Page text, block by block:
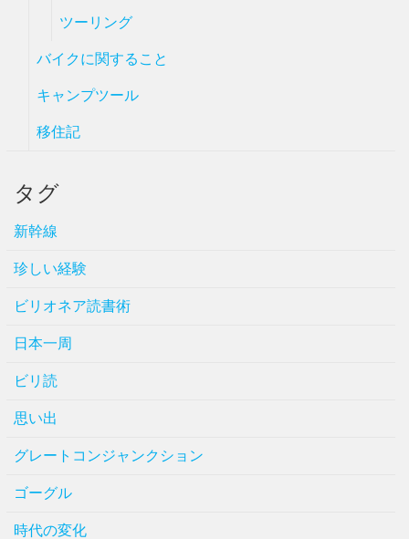
ツーリング
バイクに関すること
キャンプツール
移住記
タグ
新幹線
珍しい経験
ビリオネア読書術
日本一周
ビリ読
思い出
グレートコンジャンクション
ゴーグル
時代の変化